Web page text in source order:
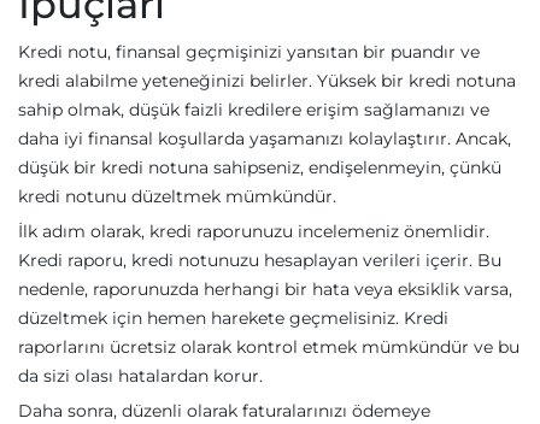
Kredi notu, finansal geçmişinizi yansıtan bir puandır ve
kredi alabilme yeteneğinizi belirler. Yüksek bir kredi notuna
sahip olmak, düşük faizli kredilere erişim sağlamanızı ve
daha iyi finansal koşullarda yaşamanızı kolaylaştırır. Ancak,
düşük bir kredi notuna sahipseniz, endişelenmeyin, çünkü
kredi notunu düzeltmek mümkündür.
İlk adım olarak, kredi raporunuzu incelemeniz önemlidir.
Kredi raporu, kredi notunuzu hesaplayan verileri içerir. Bu
nedenle, raporunuzda herhangi bir hata veya eksiklik varsa,
düzeltmek için hemen harekete geçmelisiniz. Kredi
raporlarını ücretsiz olarak kontrol etmek mümkündür ve bu
da sizi olası hatalardan korur.
Daha sonra, düzenli olarak faturalarınızı ödemeye